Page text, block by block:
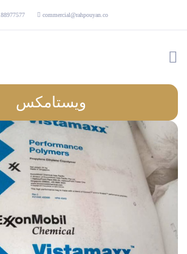
commercial@rahpouyan.co
ویستامکس